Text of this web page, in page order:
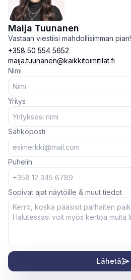
Maija Tuunanen
Vastaan viestiisi mahdollisimman pian!
+358 50 554 5652
maija.tuunanen@kaikkitoimitilat.fi
Nimi
Yritys
Sähköposti
Puhelin
Sopivat ajat näytöille & muut tiedot
Lähetä